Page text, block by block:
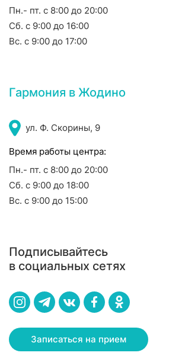
Пн.- пт. с 8:00 до 20:00
Сб. с 9:00 до 16:00
Вс. с 9:00 до 17:00
Гармония в Жодино
ул. Ф. Скорины, 9
Время работы центра:
Пн.- пт. с 8:00 до 20:00
Сб. с 9:00 до 18:00
Вс. с 9:00 до 15:00
Подписывайтесь
в социальных сетях
Записаться на прием